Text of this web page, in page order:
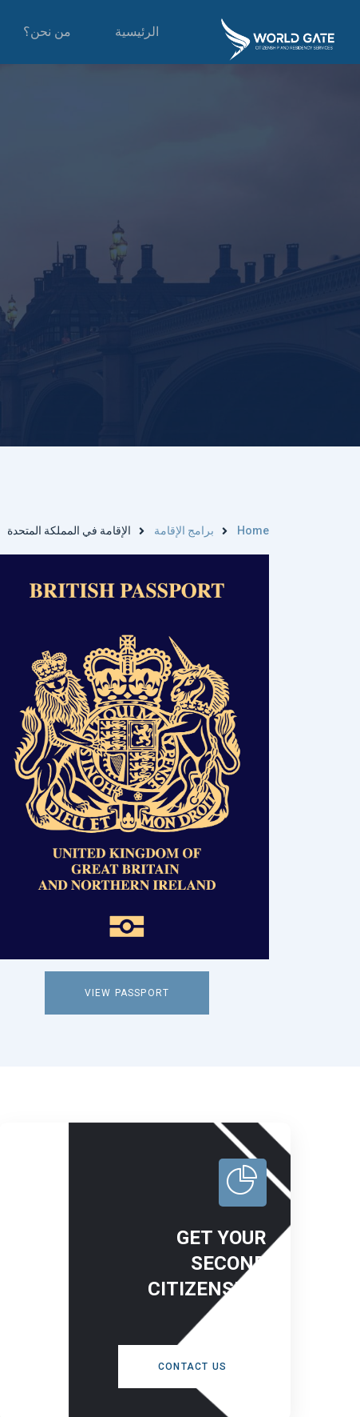
الرئيسية من نحن؟
Home برامج الإقامة الإقامة في المملكة المتحدة
VIEW PASSPORT
GET YOUR
SECOND
CITIZENSHIP
CONTACT US